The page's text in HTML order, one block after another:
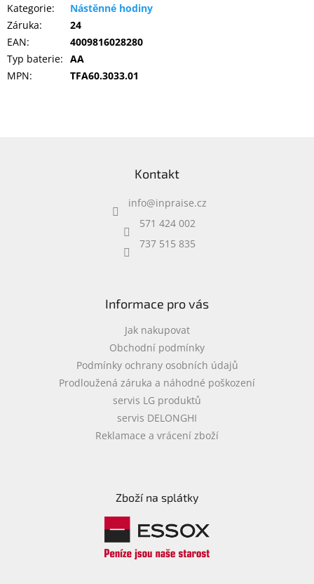
TONERY
CARTRIDGE
OEM
Sestavy
počítačů
Kategorie:
Nástěnné hodiny
Záruka:
24
EAN:
4009816028280
Typ baterie: AA
MPN: TFA60.3033.01
Kontakt
info@inpraise.cz
571 424 002
737 515 835
Informace pro vás
Jak nakupovat
Obchodní podmínky
Podmínky ochrany osobních údajů
Prodloužená záruka a náhodné poškození
servis LG produktů
servis DELONGHI
Reklamace a vrácení zboží
Zboží na splátky